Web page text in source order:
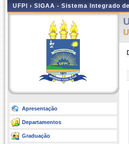
UFPI › SIGAA - Sistema Integrado
Apresentação
Departamentos
Graduação